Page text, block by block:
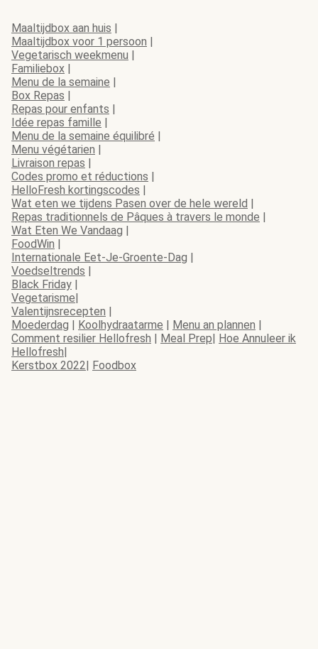
Maaltijdbox aan huis |
Maaltijdbox voor 1 persoon |
Vegetarisch weekmenu |
Familiebox |
Menu de la semaine |
Box Repas |
Repas pour enfants |
Idée repas famille |
Menu de la semaine équilibré |
Menu végétarien |
Livraison repas |
Codes promo et réductions |
HelloFresh kortingscodes |
Wat eten we tijdens Pasen over de hele wereld |
Repas traditionnels de Pâques à travers le monde |
Wat Eten We Vandaag |
FoodWin |
Internationale Eet-Je-Groente-Dag |
Voedseltrends |
Black Friday |
Vegetarisme|
Valentijnsrecepten |
Moederdag | Koolhydraatarme | Menu an plannen |
Comment resilier Hellofresh | Meal Prep| Hoe Annuleer ik
Hellofresh|
Kerstbox 2022| Foodbox